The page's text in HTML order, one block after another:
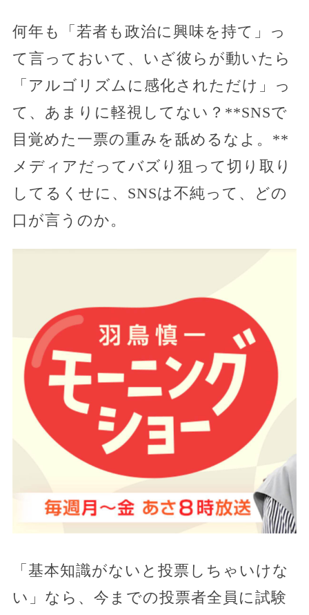
何年も「若者も政治に興味を持て」っ
て言っておいて、いざ彼らが動いたら
「アルゴリズムに感化されただけ」っ
て、あまりに軽視してない？**SNSで
目覚めた一票の重みを舐めるなよ。**
メディアだってバズり狙って切り取り
してるくせに、SNSは不純って、どの
口が言うのか。
「基本知識がないと投票しちゃいけな
い」なら、今までの投票者全員に試験